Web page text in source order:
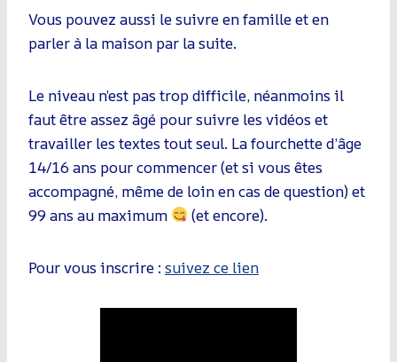
Vous pouvez aussi le suivre en famille et en
parler à la maison par la suite.
Le niveau n’est pas trop difficile, néanmoins il
faut être assez âgé pour suivre les vidéos et
travailler les textes tout seul. La fourchette d’âge
14/16 ans pour commencer (et si vous êtes
accompagné, même de loin en cas de question) et
99 ans au maximum
(et encore).
Pour vous inscrire : suivez ce lien